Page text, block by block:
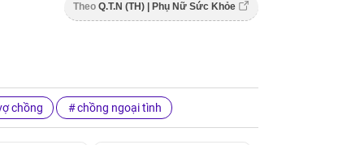
Theo Q.T.N (TH) | Phụ Nữ Sức Khỏe
chồng chồng ngoại tình